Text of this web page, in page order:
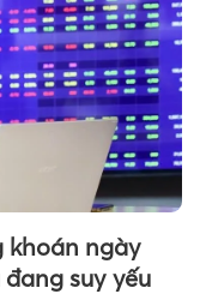
khoán ngày
suy yếu